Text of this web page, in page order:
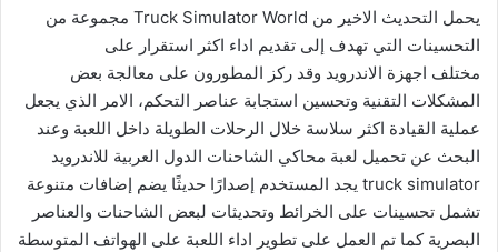
يحمل التحديث الاخير من Truck Simulator World مجموعة من
التحسينات التي تهدف إلى تقديم اداء اكثر استقرار على
مختلف اجهزة الاندرويد وقد ركز المطورون على معالجة بعض
المشكلات التقنية وتحسين استجابة عناصر التحكم، الامر الذي يجعل
عملية القيادة اكثر سلاسة خلال الرحلات الطويلة داخل اللعبة وعند
البحث عن تحميل لعبة محاكي الشاحنات الدول العربية للاندرويد
truck simulator يجد المستخدم إصدارًا حديثًا يضم إضافات متنوعة
تشمل تحسينات على الخرائط وتحديثات لبعض الشاحنات والعناصر
البصرية كما تم العمل على تطوير اداء اللعبة على الهواتف المتوسطة